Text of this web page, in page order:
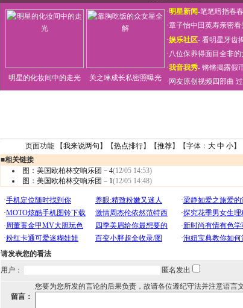
明星的化妆间中的走光 关之琳成长私密照曝光
·明星新闻-笔笔暗指春
·章子怡中田英寿亲密看
·娱乐社区- 看明星牙齿
·八位保养得面目全非的
·我音我秀- 锵锵揭露假
· 网友原创视频四部曲
页面功能 【我来说两句 】【热点排行】【推荐】【字体： 大 中 小】
■相关链接
图：美国欧柏林交响乐团－4(12/05 14:53)
图：美国欧柏林交响乐团－1(12/05 14:48)
请发表您的看法
用户：
匿名发出
您要为您所发的言论的后果负责，故请各位遵纪守法并注意语言文
留言：